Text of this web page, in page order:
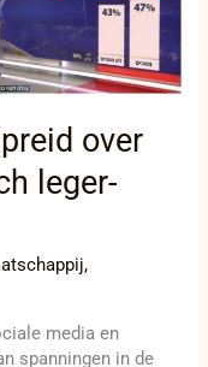
over
leger-
,
media en
spanningen in de